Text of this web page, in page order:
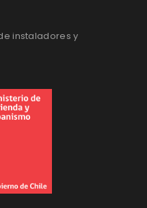
instaladores y